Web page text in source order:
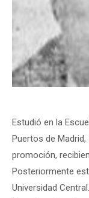
Estudió en la
Puertos de
promoción,
Posteriormente
Universidad